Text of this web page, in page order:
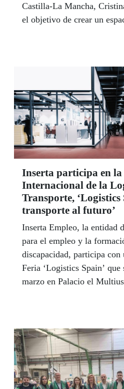
Castilla-La Mancha,
el objetivo de crear un
Inserta participa en
Internacional de la
Transporte,
transporte al futuro’
Inserta Empleo, la entidad
para el empleo y la
discapacidad, participa con
Feria ‘Logistics Spain’
marzo en Palacio el